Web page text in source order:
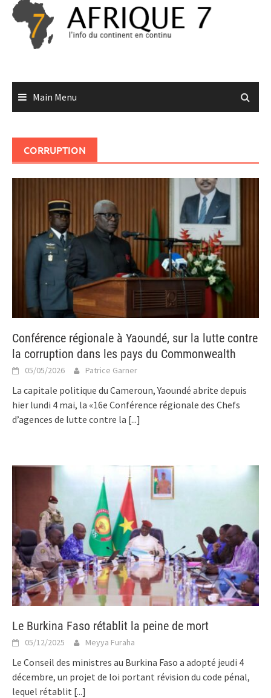
Skip
content
Main Menu
CORRUPTION
Conférence régionale à Yaoundé, sur la lutte contre
la corruption dans les pays du Commonwealth
05/05/2026 Patrice Garner
La capitale politique du Cameroun, Yaoundé abrite depuis
hier lundi 4 mai, la «16e Conférence régionale des Chefs
d’agences de lutte contre la [...]
Le Burkina Faso rétablit la peine de mort
05/12/2025 Meyya Furaha
Le Conseil des ministres au Burkina Faso a adopté jeudi 4
décembre, un projet de loi portant révision du code pénal,
lequel rétablit [...]